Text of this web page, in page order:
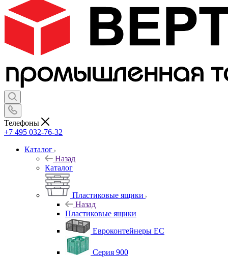
Телефоны
+7 495 032-76-32
Каталог
Назад
Каталог
Пластиковые ящики
Назад
Пластиковые ящики
Евроконтейнеры ЕС
Серия 900